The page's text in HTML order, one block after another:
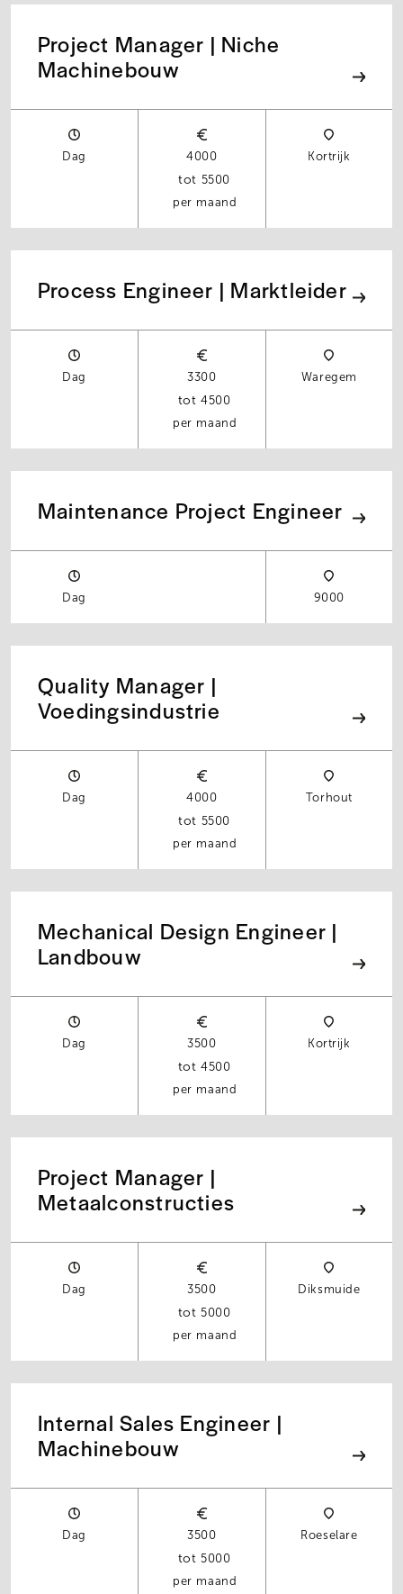
Project Manager | Niche
Machinebouw
Dag
4000
5500
per maand
Kortrijk
Process Engineer | Marktleider
Dag
3300
4500
per maand
Waregem
Maintenance Project Engineer
Dag 9000
Quality Manager |
Voedingsindustrie
Dag
4000
5500
per maand
Torhout
Mechanical Design Engineer |
Landbouw
Dag
3500
4500
per maand
Kortrijk
Project Manager |
Metaalconstructies
Dag
3500
5000
per maand
Diksmuide
Internal Sales Engineer |
Machinebouw
Dag
3500
5000
per maand
Roeselare